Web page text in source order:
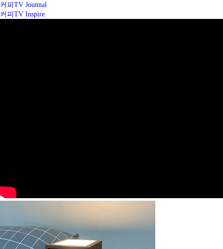
커피TV Jounnal
커피TV Inspire